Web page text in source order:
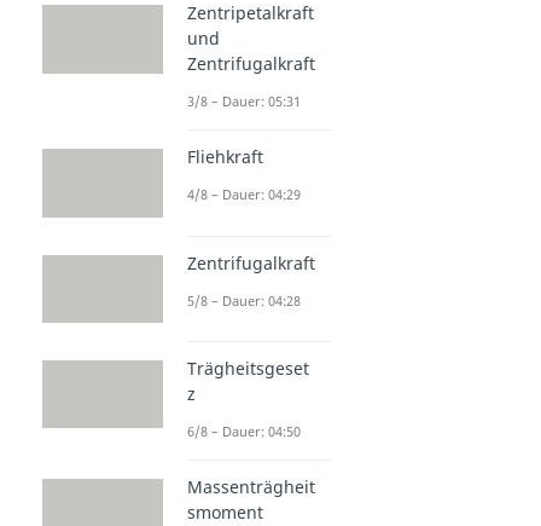
Zentripetalkraft
und
Zentrifugalkraft
3/8 – Dauer: 05:31
Fliehkraft
4/8 – Dauer: 04:29
Zentrifugalkraft
5/8 – Dauer: 04:28
Trägheitsgeset
z
6/8 – Dauer: 04:50
Massenträgheit
smoment